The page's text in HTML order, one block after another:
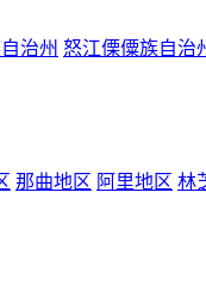
治州 怒江傈僳族自治
那曲地区 阿里地区 林